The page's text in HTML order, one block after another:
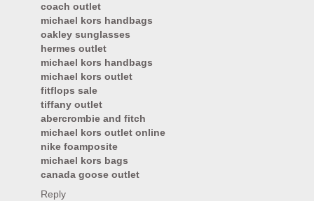
coach outlet
michael kors handbags
oakley sunglasses
hermes outlet
michael kors handbags
michael kors outlet
fitflops sale
tiffany outlet
abercrombie and fitch
michael kors outlet online
nike foamposite
michael kors bags
canada goose outlet
Reply